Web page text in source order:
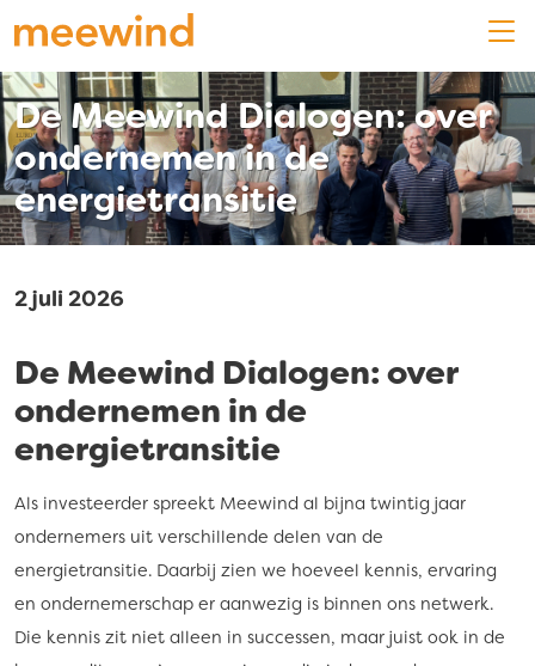
De Meewind Dialogen: over
ondernemen in de
energietransitie
2 juli 2026
De Meewind Dialogen: over
ondernemen in de
energietransitie
Als investeerder spreekt Meewind al bijna twintig jaar
ondernemers uit verschillende delen van de
energietransitie. Daarbij zien we hoeveel kennis, ervaring
en ondernemerschap er aanwezig is binnen ons netwerk.
Die kennis zit niet alleen in successen, maar juist ook in de